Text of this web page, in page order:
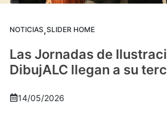
NOTICIAS,SLIDER HOME
Las Jornadas de
DibujALC llegan a su
14/05/2026